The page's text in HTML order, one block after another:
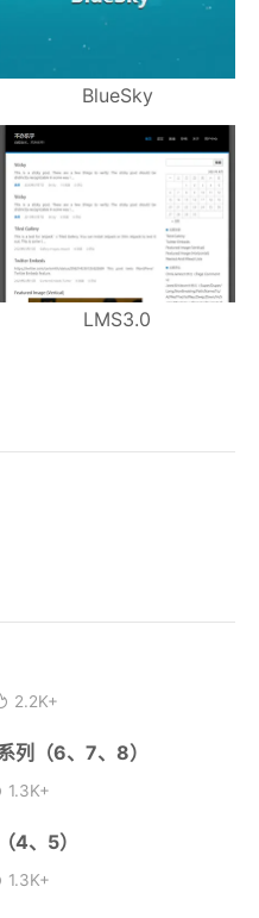
BlueSky
LMS3.0
2.2K+
列（6、7、8）
1.3K+
4、5）
1.3K+